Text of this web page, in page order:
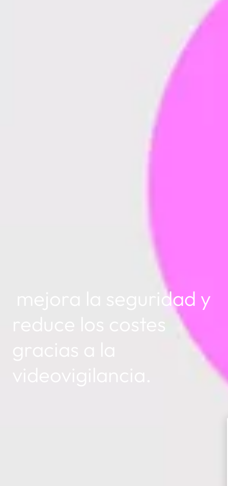
mejora la seguridad y
reduce los costes